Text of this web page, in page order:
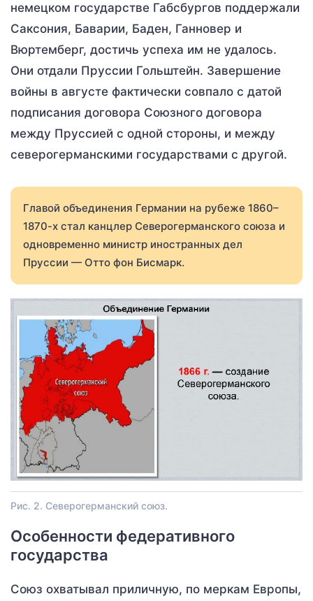
немецком государстве Габсбургов поддержали
Саксония, Баварии, Баден, Ганновер и
Вюртемберг, достичь успеха им не удалось.
Они отдали Пруссии Гольштейн. Завершение
войны в августе фактически совпало с датой
подписания договора Союзного договора
между Пруссией с одной стороны, и между
северогерманскими государствами с другой.
Главой объединения Германии на рубеже 1860–
1870-х стал канцлер Северогерманского союза и
одновременно министр иностранных дел
Пруссии — Отто фон Бисмарк.
Рис. 2. Северогерманский союз.
Особенности федеративного
государства
Союз охватывал приличную, по меркам Европы,